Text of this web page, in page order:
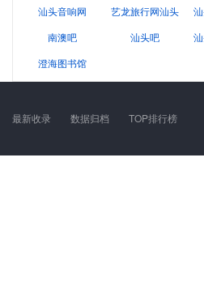
汕头音响网
艺龙旅行网汕头
南澳吧
汕头吧
澄海图书馆
最新收录 数据归档 TOP排行榜